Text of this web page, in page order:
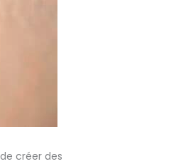
créer des